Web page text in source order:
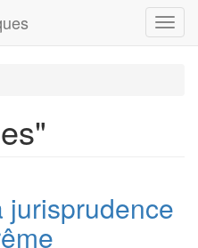
jurisprudence